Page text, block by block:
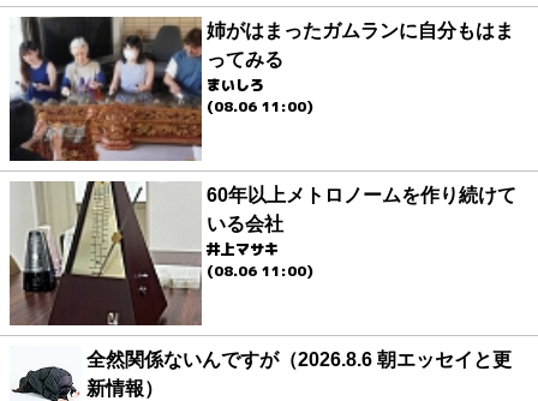
姉がはまったガムランに自分もはま
ってみる
まいしろ
(08.06 11:00)
60年以上メトロノームを作り続けて
いる会社
井上マサキ
(08.06 11:00)
全然関係ないんですが（2026.8.6 朝エッセイと更
新情報）